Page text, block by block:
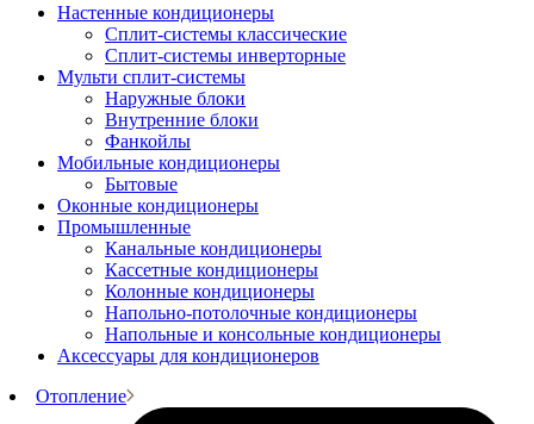
Настенные кондиционеры
Сплит-системы классические
Сплит-системы инверторные
Мульти сплит-системы
Наружные блоки
Внутренние блоки
Фанкойлы
Мобильные кондиционеры
Бытовые
Оконные кондиционеры
Промышленные
Канальные кондиционеры
Кассетные кондиционеры
Колонные кондиционеры
Напольно-потолочные кондиционеры
Напольные и консольные кондиционеры
Аксессуары для кондиционеров
Отопление